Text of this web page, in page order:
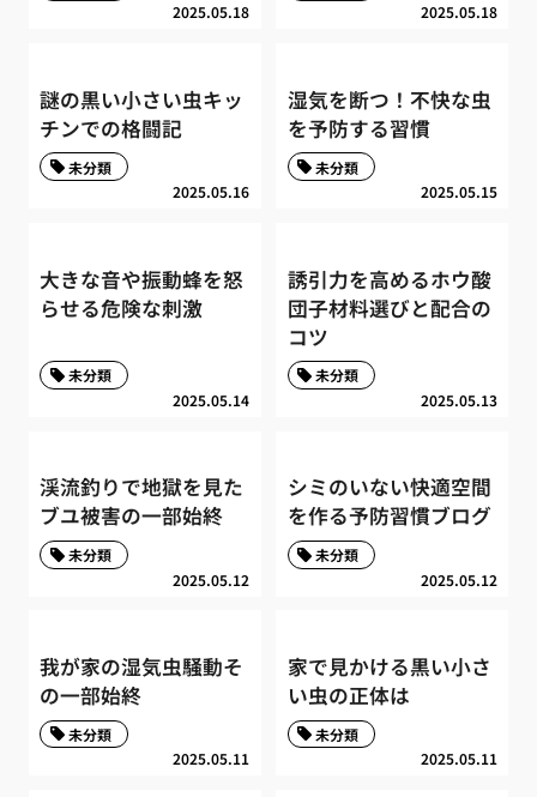
2025.05.18 2025.05.18
謎の黒い小さい虫キッ
チンでの格闘記
2025.05.16
未分類
湿気を断つ！不快な虫
を予防する習慣
2025.05.15
未分類
大きな音や振動蜂を怒
らせる危険な刺激
2025.05.14
未分類
誘引力を高めるホウ酸
団子材料選びと配合の
コツ
2025.05.13
未分類
渓流釣りで地獄を見た
ブユ被害の一部始終
2025.05.12
未分類
シミのいない快適空間
を作る予防習慣ブログ
2025.05.12
未分類
我が家の湿気虫騒動そ
の一部始終
2025.05.11
未分類
家で見かける黒い小さ
い虫の正体は
2025.05.11
未分類